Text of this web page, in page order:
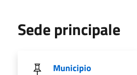
Sede principale
Municipio